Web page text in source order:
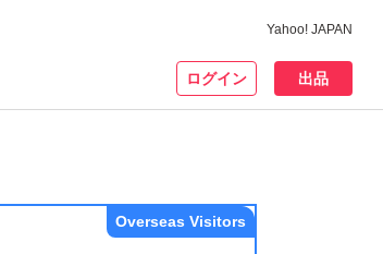
Yahoo! JAPAN
ログイン 出品
Overseas Visitors